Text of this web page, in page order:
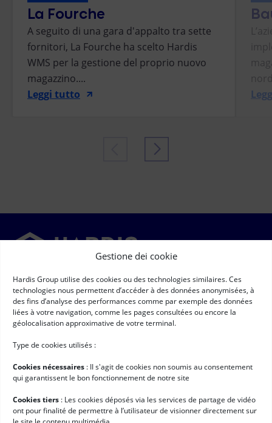
Gestione dei cookie
Hardis Group utilise des cookies ou des technologies similaires. Ces
technologies nous permettent d’accéder à des données anonymisées, à
des fins d’analyse des performances comme par exemple des données
liées à votre navigation, comme les pages consultées ou encore la
géolocalisation approximative de votre terminal.
Type de cookies utilisés :
Cookies nécessaires : II s'agit de cookies non soumis au consentement
qui garantissent le bon fonctionnement de notre site
Cookies tiers : Les cookies déposés via les services de partage de vidéo
ont pour finalité de permettre à l’utilisateur de visionner directement sur
La Fourche
A seguito di una gara d'appalto tra sette
fornitori, La Fourche ha scelto Hardis
WMS per la gestione del proprio nuovo
magazzino....
Leggi tutto
Newsletter
Email (Obbligatorio)
RGPD(Obbligatorio)
Autorizzo la raccolta e il trattamento dei miei dati personali,
Link rapidi
Software per la logistica
Storie di successo